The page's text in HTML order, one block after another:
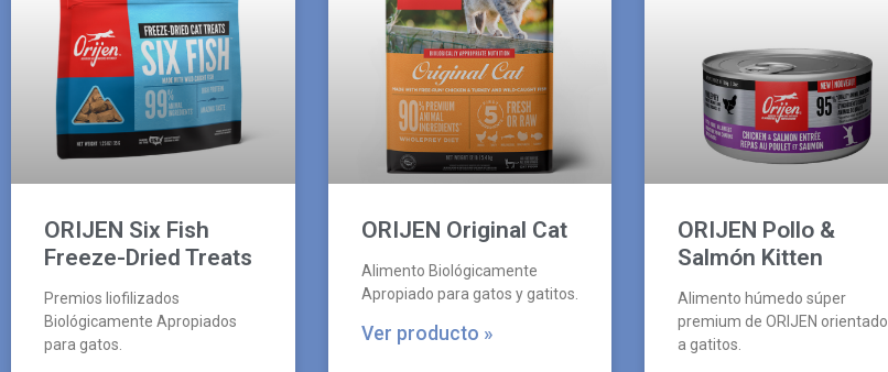
ORIJEN Six Fish
Freeze-Dried Treats
Premios liofilizados
Biológicamente Apropiados
para gatos.
ORIJEN Original Cat
Alimento Biológicamente
Apropiado para gatos y gatitos.
Ver producto »
ORIJEN Pollo &
Salmón Kitten
Alimento húmedo súper
premium de ORIJEN orientado
a gatitos.